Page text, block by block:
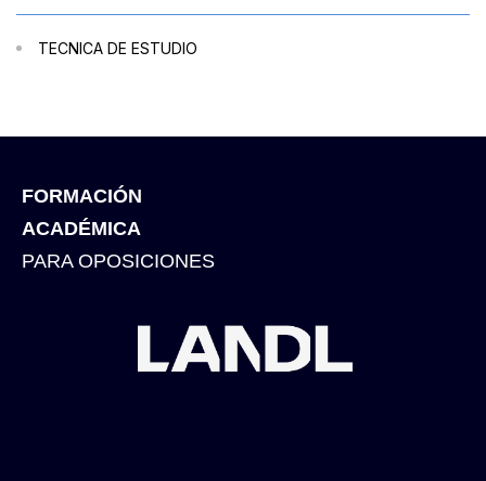
TECNICA DE ESTUDIO
FORMACIÓN
ACADÉMICA
PARA OPOSICIONES